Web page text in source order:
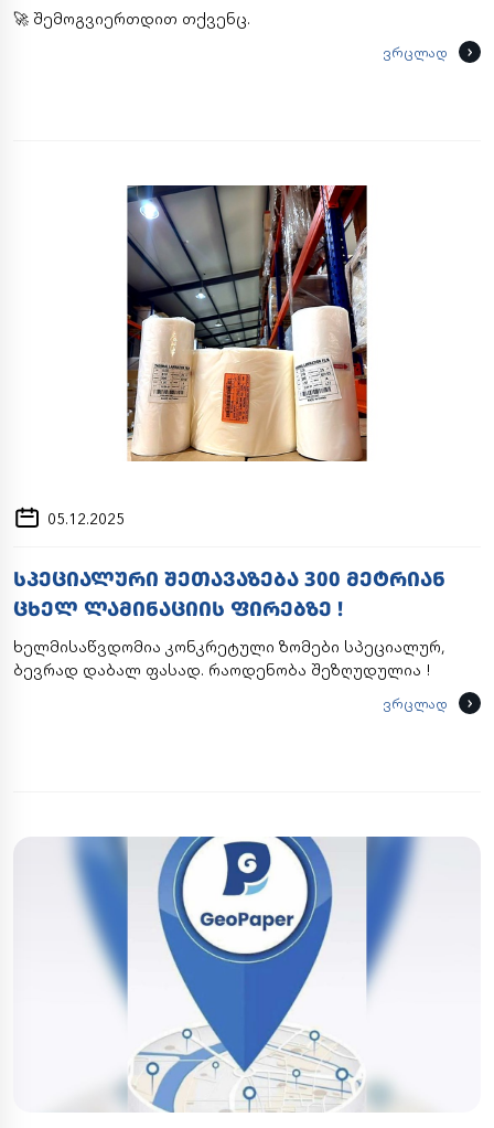
🚀 შემოგვიერთდით თქვენც.
ვრცლად
05.12.2025
ᲡᲞᲔᲪᲘᲐᲚᲣᲠᲘ ᲨᲔᲗᲐᲕᲐᲖᲔᲑᲐ 300 ᲛᲔᲢᲠᲘᲐᲜ
ᲪᲮᲔᲚ ᲚᲐᲛᲘᲜᲐᲪᲘᲘᲡ ᲤᲘᲠᲔᲑᲖᲔ !
ხელმისაწვდომია კონკრეტული ზომები სპეციალურ,
ბევრად დაბალ ფასად. რაოდენობა შეზღუდულია !
ვრცლად